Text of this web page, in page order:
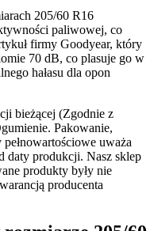
205/60 R16
paliwowej, co
firmy Goodyear, który
70 dB, co plasuje go w
hałasu dla opon
bieżącej (Zgodnie z
Pakowanie,
uważa
daty produkcji. Nasz sklep
produkty były nie
producenta